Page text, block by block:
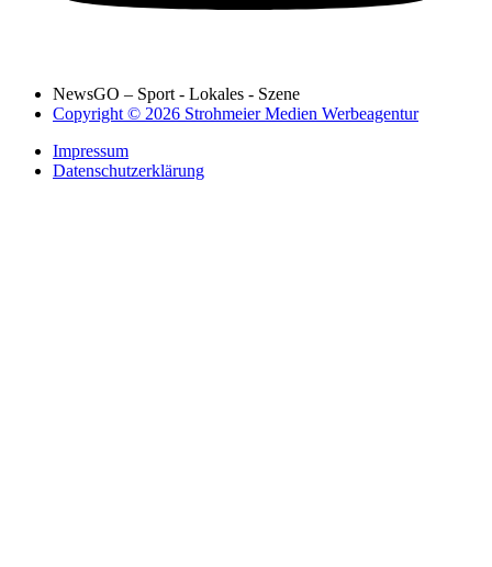
NewsGO – Sport - Lokales - Szene
Copyright © 2026 Strohmeier Medien Werbeagentur
Impressum
Datenschutzerklärung